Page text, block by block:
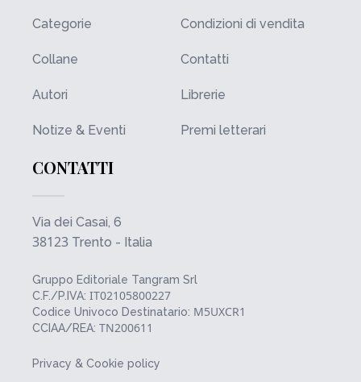
Categorie
Collane
Autori
Notize & Eventi
Condizioni di vendita
Contatti
Librerie
Premi letterari
CONTATTI
Via dei Casai, 6
38123 Trento - Italia
Gruppo Editoriale Tangram Srl
C.F./P.IVA: IT02105800227
Codice Univoco Destinatario: M5UXCR1
CCIAA/REA: TN200611
Privacy & Cookie policy